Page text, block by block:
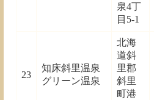
泉4丁
目5-1
23
知床斜里温泉
グリーン温泉
北海
道斜
里郡
斜里
町港